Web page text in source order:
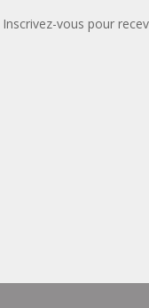
Inscrivez-vous pour